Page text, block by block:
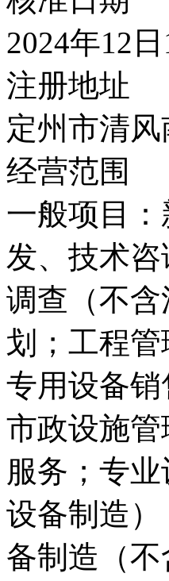
2024年12日
注册地址
定州市清
经营范围
一般项目
发、技术
调查（不
划；工程
专用设备
市政设施
服务；专
设备制造
备制造（